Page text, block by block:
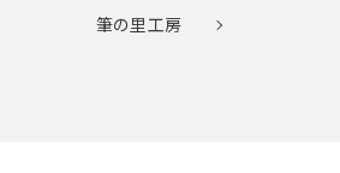
筆の里工房